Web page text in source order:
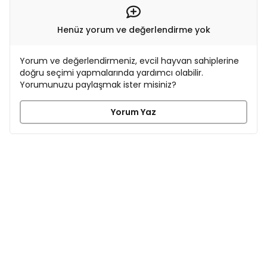
Henüz yorum ve değerlendirme yok
Yorum ve değerlendirmeniz, evcil hayvan sahiplerine
doğru seçimi yapmalarında yardımcı olabilir.
Yorumunuzu paylaşmak ister misiniz?
Yorum Yaz